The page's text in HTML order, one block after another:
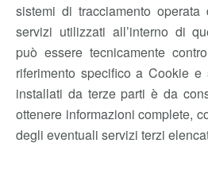
sistemi di tracciamento
servizi utilizzati all’interno di
può essere tecnicamente
riferimento specifico a Cookie e
installati da terze parti è da
ottenere informazioni complete,
degli eventuali servizi terzi